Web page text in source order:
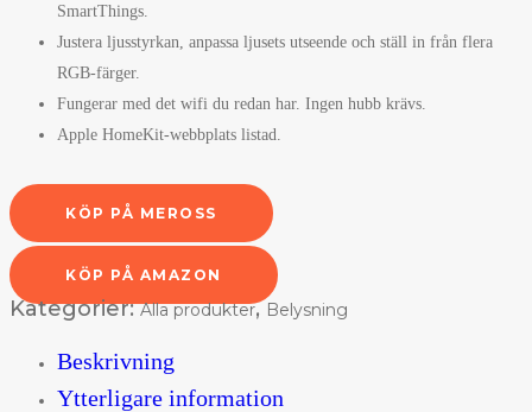
SmartThings.
Justera ljusstyrkan, anpassa ljusets utseende och ställ in från flera
RGB-färger.
Fungerar med det wifi du redan har. Ingen hubb krävs.
Apple HomeKit-webbplats listad.
KÖP PÅ MEROSS
KÖP PÅ AMAZON
Kategorier:Alla produkter,Belysning
Beskrivning
Ytterligare information